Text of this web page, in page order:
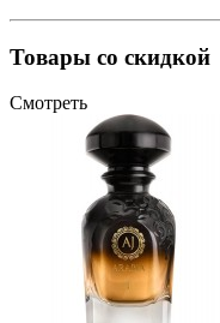
Товары со скидкой
Смотреть